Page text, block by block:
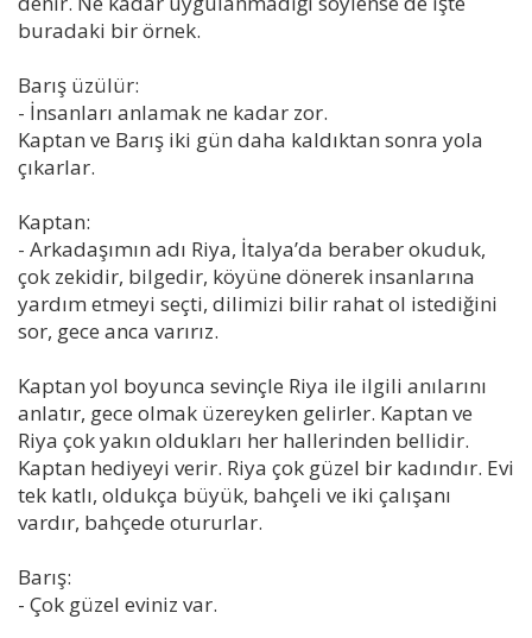
buradaki bir örnek.
Barış üzülür:
- İnsanları anlamak ne kadar zor.
Kaptan ve Barış iki gün daha kaldıktan sonra yola
çıkarlar.
Kaptan:
- Arkadaşımın adı Riya, İtalya’da beraber okuduk,
çok zekidir, bilgedir, köyüne dönerek insanlarına
yardım etmeyi seçti, dilimizi bilir rahat ol istediğini
sor, gece anca varırız.
Kaptan yol boyunca sevinçle Riya ile ilgili anılarını
anlatır, gece olmak üzereyken gelirler. Kaptan ve
Riya çok yakın oldukları her hallerinden bellidir.
Kaptan hediyeyi verir. Riya çok güzel bir kadındır. Evi
tek katlı, oldukça büyük, bahçeli ve iki çalışanı
vardır, bahçede otururlar.
Barış:
- Çok güzel eviniz var.